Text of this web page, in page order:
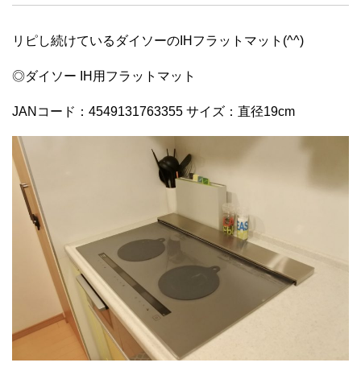
リピし続けているダイソーのIHフラットマット(^^)
◎ダイソー IH用フラットマット
JANコード：4549131763355 サイズ：直径19cm